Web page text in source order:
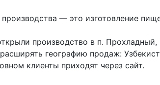
— это изготовление
производство в п. Прохладный,
географию продаж:
клиенты приходят через сайт.